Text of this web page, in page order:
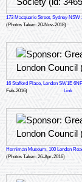
173 Macquarie Street, Sydney NSW
(Photos Taken: 20-Nov-2018)
16 Stafford Place, London SW1E 6NP
Feb-2016)
Link
Horniman Museum, 100 London
(Photos Taken: 26-Apr-2016)